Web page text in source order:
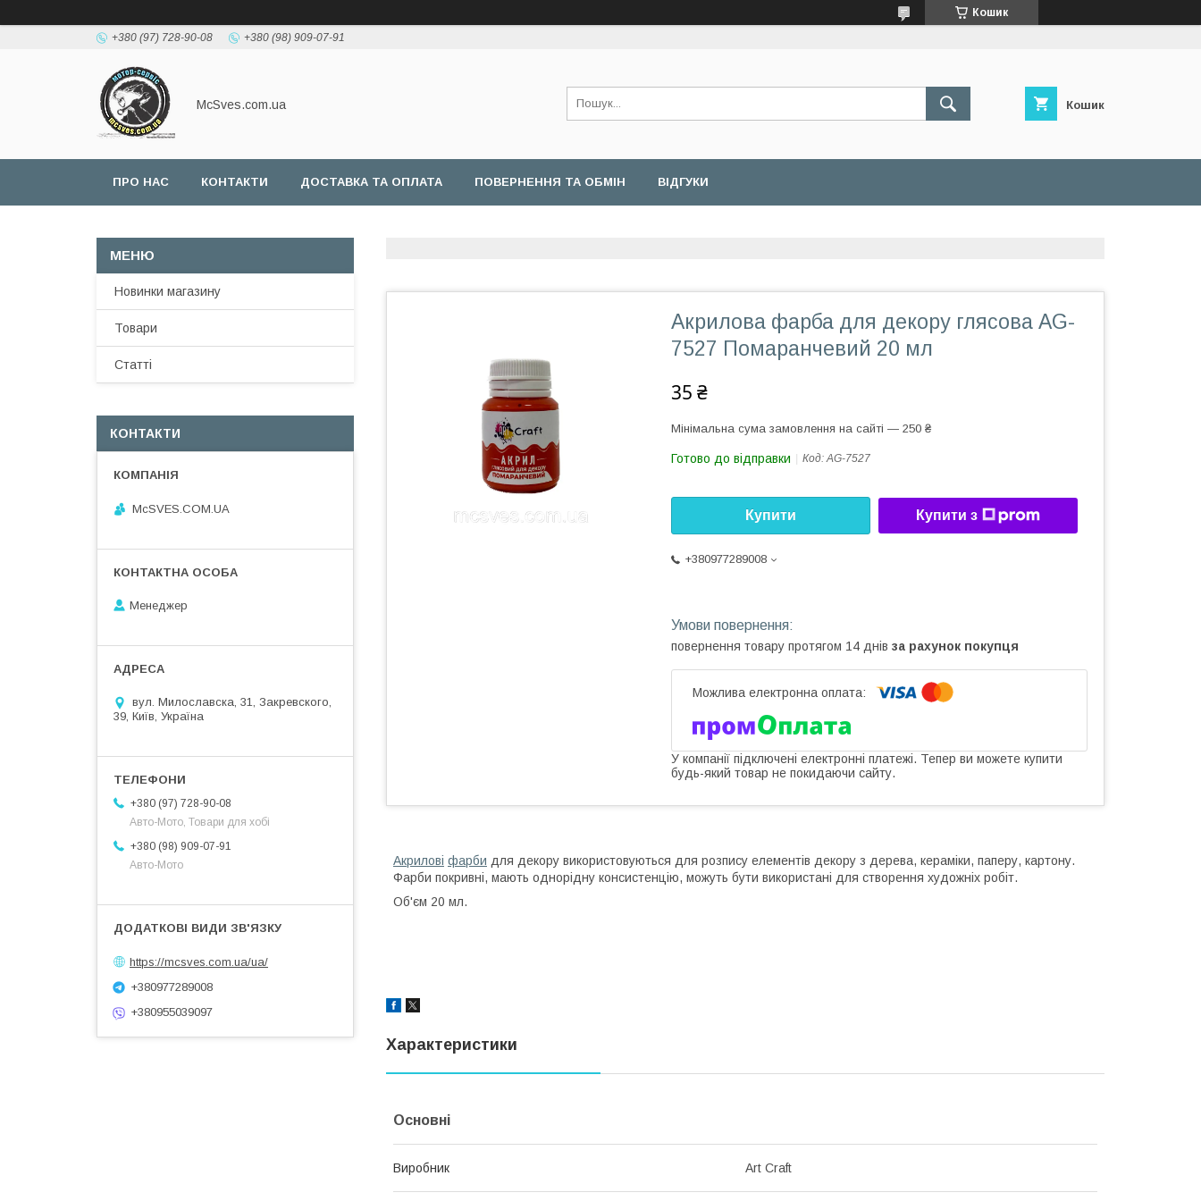
Кошик
+380 (97) 728-90-08 +380 (98) 909-07-91
McSves.com.ua Кошик
ПРО НАС КОНТАКТИ ДОСТАВКА ТА ОПЛАТА ПОВЕРНЕННЯ ТА ОБМІН ВІДГУКИ
Акрилова фарба для декору глясова AG-
7527 Помаранчевий 20 мл
35 ₴
Мінімальна сума замовлення на сайті — 250 ₴
Готово до відправки Код:AG-7527
Купити Купити з
+380977289008
повернення товару протягом 14 днів за рахунок покупця
У компанії підключені електронні платежі. Тепер ви можете купити
будь-який товар не покидаючи сайту.
Акрилові фарби для декору використовуються для розпису елементів декору з дерева, кераміки, паперу, картону.
Фарби покривні, мають однорідну консистенцію, можуть бути використані для створення художніх робіт.
Об'єм 20 мл.
Характеристики
Основні
Виробник Art Craft
Новинки магазину
Товари
Статті
КОНТАКТИ
McSVES.COM.UA
Менеджер
вул. Милославска, 31, Закревского,
39, Київ, Україна
+380 (97) 728-90-08
Авто-Мото, Товари для хобі
+380 (98) 909-07-91
Авто-Мото
https://mcsves.com.ua/ua/
+380977289008
+380955039097